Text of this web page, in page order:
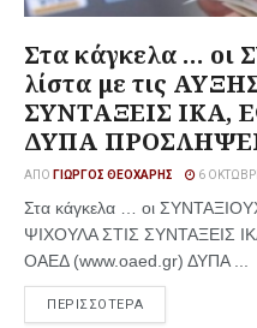
Στα κάγκελα …
λίστα με τις
ΣΥΝΤΑΞΕΙΣ ΙΚΑ,
ΔΥΠΑ
ΑΠΌ ΓΙΏΡΓΟΣ ΘΕΟΧΆΡΗΣ 6
Στα κάγκελα … οι
ΨΙΧΟΥΛΑ ΣΤΙΣ ΣΥΝΤΑΞΕΙΣ
ΟΑΕΔ (www.oaed.gr) ΔΥΠΑ ...
ΠΕΡΙΣΣΟΤΕΡΑ